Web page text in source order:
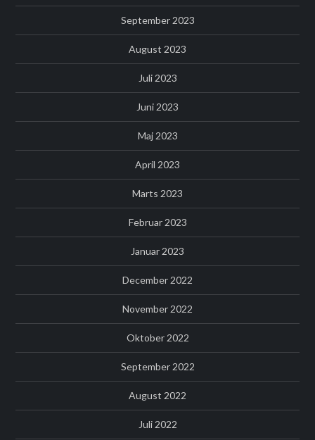
September 2023
August 2023
Juli 2023
Juni 2023
Maj 2023
April 2023
Marts 2023
Februar 2023
Januar 2023
December 2022
November 2022
Oktober 2022
September 2022
August 2022
Juli 2022